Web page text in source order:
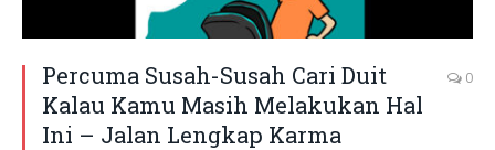
Percuma Susah-Susah Cari Duit
Kalau Kamu Masih Melakukan Hal
Ini – Jalan Lengkap Karma
0